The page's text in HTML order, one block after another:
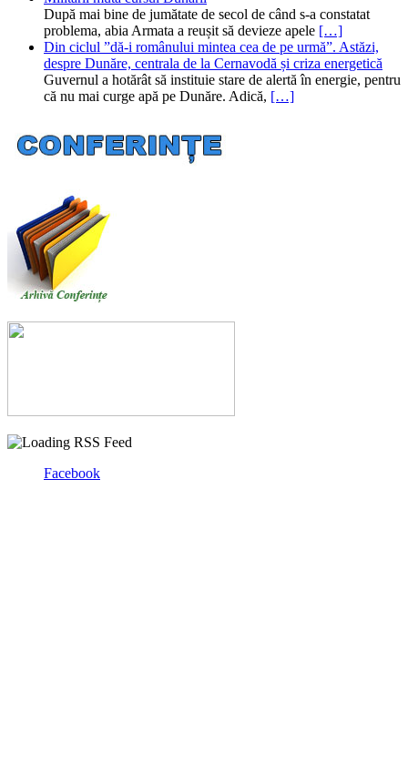
După mai bine de jumătate de secol de când s-a constatat
problema, abia Armata a reușit să devieze apele […]
Din ciclul ”dă-i românului mintea cea de pe urmă”. Astăzi,
despre Dunăre, centrala de la Cernavodă și criza energetică
Guvernul a hotărât să instituie stare de alertă în energie, pentru
că nu mai curge apă pe Dunăre. Adică, […]
Facebook